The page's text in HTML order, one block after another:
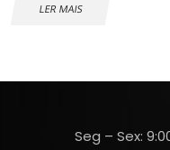
LER MAIS
Seg – Sex: